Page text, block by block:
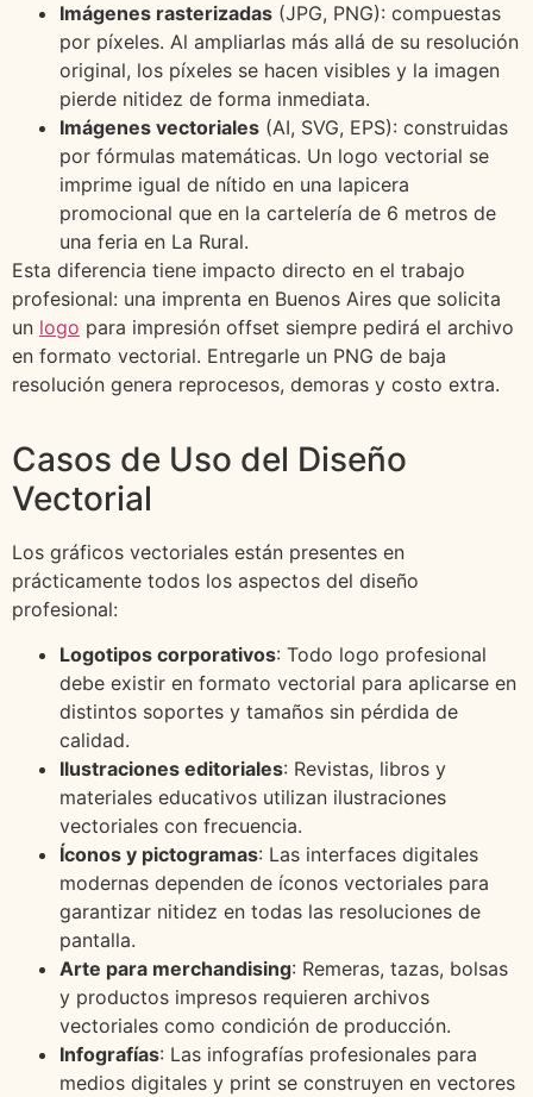
Imágenes rasterizadas (JPG, PNG): compuestas
por píxeles. Al ampliarlas más allá de su resolución
original, los píxeles se hacen visibles y la imagen
pierde nitidez de forma inmediata.
Imágenes vectoriales (AI, SVG, EPS): construidas
por fórmulas matemáticas. Un logo vectorial se
imprime igual de nítido en una lapicera
promocional que en la cartelería de 6 metros de
una feria en La Rural.
Esta diferencia tiene impacto directo en el trabajo
profesional: una imprenta en Buenos Aires que solicita
un logo para impresión offset siempre pedirá el archivo
en formato vectorial. Entregarle un PNG de baja
resolución genera reprocesos, demoras y costo extra.
Casos de Uso del Diseño
Vectorial
Los gráficos vectoriales están presentes en
prácticamente todos los aspectos del diseño
profesional:
Logotipos corporativos: Todo logo profesional
debe existir en formato vectorial para aplicarse en
distintos soportes y tamaños sin pérdida de
calidad.
Ilustraciones editoriales: Revistas, libros y
materiales educativos utilizan ilustraciones
vectoriales con frecuencia.
Íconos y pictogramas: Las interfaces digitales
modernas dependen de íconos vectoriales para
garantizar nitidez en todas las resoluciones de
pantalla.
Arte para merchandising: Remeras, tazas, bolsas
y productos impresos requieren archivos
vectoriales como condición de producción.
Infografías: Las infografías profesionales para
medios digitales y print se construyen en vectores